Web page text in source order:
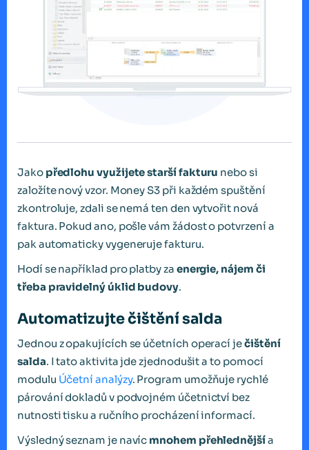
Jako předlohu využijete starší fakturu nebo si
založíte nový vzor. Money S3 při každém spuštění
zkontroluje, zdali se nemá ten den vytvořit nová
faktura. Pokud ano, pošle vám žádost o potvrzení a
pak automaticky vygeneruje fakturu.
Hodí se například pro platby za energie, nájem či
třeba pravidelný úklid budovy.
Automatizujte čištění salda
Jednou z opakujících se účetních operací ječištění
salda. I tato aktivita jde zjednodušit a to pomocí
modulu Účetní analýzy. Program umožňuje rychlé
párování dokladů v podvojném účetnictví bez
nutnosti tisku a ručního procházení informací.
Výsledný seznam je navíc mnohem přehlednějšía